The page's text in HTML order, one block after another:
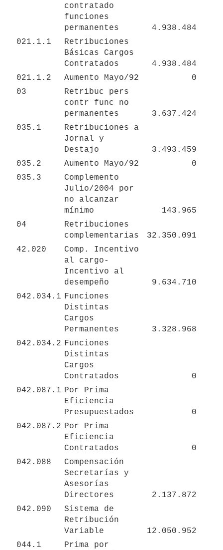
contratado
funciones
permanentes
4.938.484
021.1.1
Retribuciones
Básicas Cargos
Contratados
4.938.484
021.1.2
Aumento Mayo/92
0
03
Retribuc pers
contr func no
permanentes
3.637.424
035.1
Retribuciones a
Jornal y
Destajo
3.493.459
035.2
Aumento Mayo/92
0
035.3
Complemento
Julio/2004 por
no alcanzar
mínimo
143.965
04
Retribuciones
complementarias
32.350.091
42.020
Comp. Incentivo
al cargo-
Incentivo al
desempeño
9.634.710
042.034.1 Funciones
Distintas
Cargos
Permanentes
3.328.968
042.034.2 Funciones
Distintas
Cargos
Contratados
0
042.087.1 Por Prima
Eficiencia
Presupuestados
0
042.087.2 Por Prima
Eficiencia
Contratados
0
042.088
Compensación
Secretarías y
Asesorías
Directores
2.137.872
042.090
Sistema de
Retribución
Variable
12.050.952
044.1
Prima por